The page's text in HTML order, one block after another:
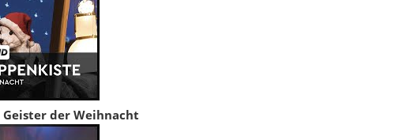
der Weihnacht